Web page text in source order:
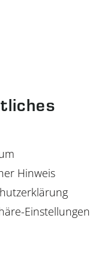
Hinweis
Einstellungen